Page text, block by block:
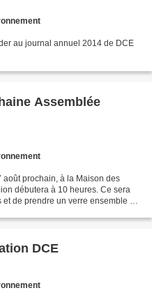
au journal annuel 2014 de DCE
Assemblée
août prochain, à la Maison des
débutera à 10 heures. Ce sera
de prendre un verre ensemble à
DCE